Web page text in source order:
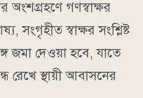
অংশগ্রহণে গণস্বাক্ষর
স্বাক্ষর সংশ্লিষ্ট
জমা দেওয়া হবে, যাতে
রেখে স্থায়ী আবাসনের